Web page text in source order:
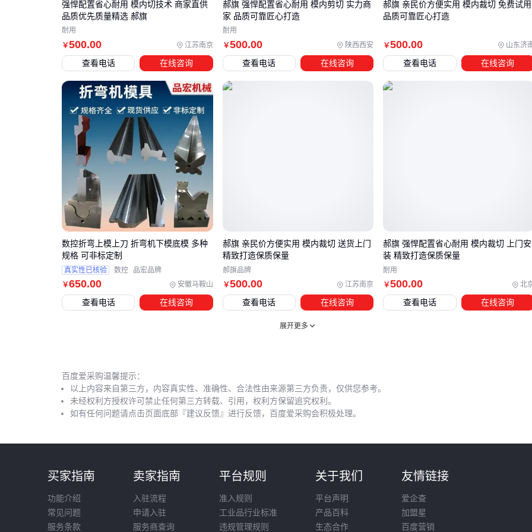
四、垫板安装后，哪些配套组件容易忽略？
上取决于配套组件的协同工作。许多用户采购垫板后才发现，
定位销的精度不足会导致垫板移位，而劣质模具弹簧
则可能
因弹性衰减影响合模精度。
实际使用中发现，采用矩形截面模具弹簧
的冲压设备，其垫
板寿命通常比使用普通圆柱弹簧的延长明显。这提醒我们配套
组件的选型不能仅看单价，而要考虑系统兼容性带来的长期收
五、为什么同样的垫板，不同车间的磨损差异大？
响垫板的使用寿命。
三个高频问题场景需特别注意：
安装后首次使用前，建议用数字精密水平仪
校验垫板平面
每日作业结束后，先用
模具钢丝清洁刷
隔离存放
长期停用时，应在垫板工作面涂抹模具润滑剂
布，防止环境腐蚀
￥500.00 江苏南京
强悍配置省心耐用 模内切技术 商家直供
品质优先质量精选 郝旗
耐用
查看电话 在线咨询
￥500.00 陕西西安
郝旗 强悍配置省心耐用 模内剪切 实力商
家 品质可靠匠心打造
耐用
查看电话 在线咨询
￥500.00 山东济
郝旗 亲民价方便实用 模内裁切 免费试用
品质可靠匠心打造
查看电话 在线咨询
￥650.00 安徽马鞍山
数控折弯上模上刀 折弯机下模底模 多种
规格 可非标定制
真实性已核验 数控 品宏品牌
查看电话 在线咨询
￥500.00 江苏南京
郝旗 亲民价方便实用 模内裁切 送货上门
精致打造保质保量
郝旗品牌
查看电话 在线咨询
￥500.00 北
郝旗 强悍配置省心耐用 模内裁切 上门安
装 精致打造保质保量
耐用
查看电话 在线咨询
展开更多
百度爱采购温馨提示：
以上内容来自第三方，内容真实性、准确性、合法性由来源第三方负责，仅供您参考。
未经权利方授权许可禁止任何第三方转载、引用，权利方保留追究权利。
如有任何问题请点击页面底部『建议反馈』进行反馈，百度爱采购会积极处理。
买家指南
功能介绍
常见问题
服务条款
卖家指南
入驻流程
申请入驻
服务商查询
平台规则
准入规则
工业品行业标准
违规管理规则
关于我们
平台声明
产品百科
生态合作
友情链接
爱企查
加盟星
百度营销